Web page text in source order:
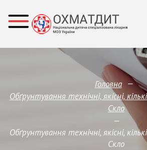
Головна —
Обґрунтування технічні, якісні,
Скло
—
Обґрунтування технічні, якісні,
Скло